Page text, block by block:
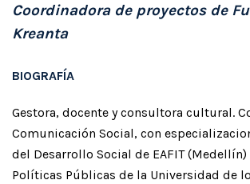
Coordinadora de proyectos de
Kreanta
BIOGRAFÍA
Gestora, docente y consultora cultural.
Comunicación Social, con
del Desarrollo Social de EAFIT (Medellín)
Políticas Públicas de la Universidad de